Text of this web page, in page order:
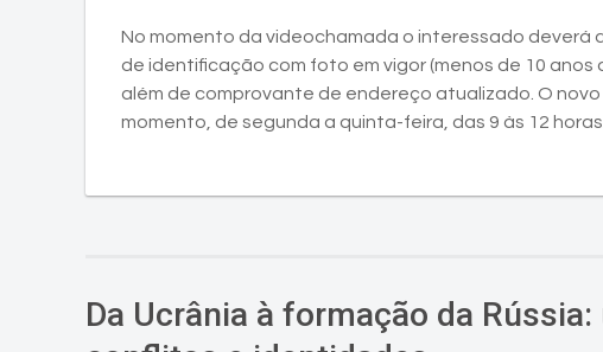
No momento da videochamada o interessado deverá
de identificação com foto em vigor (menos de 10 anos
além de comprovante de endereço atualizado. O
momento, de segunda a quinta-feira, das 9 às 12 horas.
Da Ucrânia à formação da